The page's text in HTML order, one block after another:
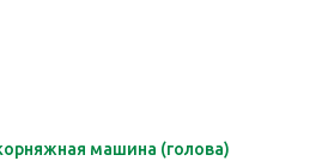
машина (голова)